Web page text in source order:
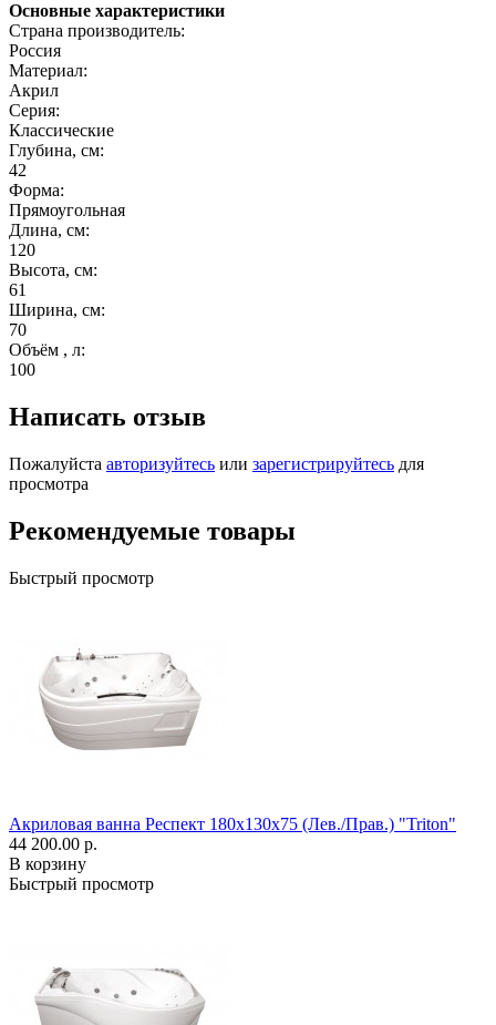
Основные характеристики
Страна производитель:
Россия
Материал:
Акрил
Серия:
Классические
Глубина, см:
42
Форма:
Прямоугольная
Длина, см:
120
Высота, см:
61
Ширина, см:
70
Объём , л:
100
Написать отзыв
Пожалуйста авторизуйтесь или зарегистрируйтесь для
просмотра
Рекомендуемые товары
Быстрый просмотр
Акриловая ванна Респект 180x130x75 (Лев./Прав.) "Triton"
44 200.00 р.
В корзину
Быстрый просмотр